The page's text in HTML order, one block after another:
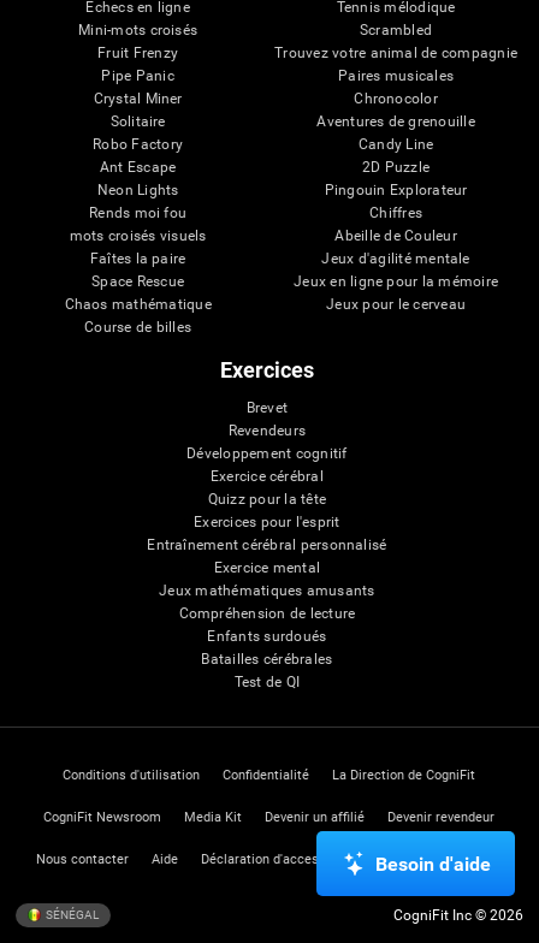
Échecs en ligne
Mini-mots croisés
Fruit Frenzy
Pipe Panic
Crystal Miner
Solitaire
Robo Factory
Ant Escape
Neon Lights
Rends moi fou
mots croisés visuels
Faîtes la paire
Space Rescue
Chaos mathématique
Course de billes
Tennis mélodique
Scrambled
Trouvez votre animal de compagnie
Paires musicales
Chronocolor
Aventures de grenouille
Candy Line
2D Puzzle
Pingouin Explorateur
Chiffres
Abeille de Couleur
Jeux d'agilité mentale
Jeux en ligne pour la mémoire
Jeux pour le cerveau
Exercices
Brevet
Revendeurs
Développement cognitif
Exercice cérébral
Quizz pour la tête
Exercices pour l'esprit
Entraînement cérébral personnalisé
Exercice mental
Jeux mathématiques amusants
Compréhension de lecture
Enfants surdoués
Batailles cérébrales
Test de QI
Conditions d'utilisation Confidentialité La Direction de CogniFit
CogniFit Newsroom Media Kit Devenir un affilié Devenir revendeur
Nous contacter Aide Déclaration d'accessibilité Centre de Confiance
SÉNÉGAL CogniFit Inc © 2026
Besoin d'aide